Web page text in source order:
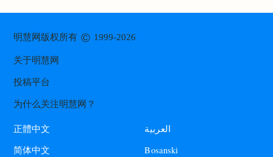
明慧网版权所有© 1999-2026
关于明慧网
投稿平台
为什么关注明慧网？
正體中文
简体中文
العربية
Bosanski